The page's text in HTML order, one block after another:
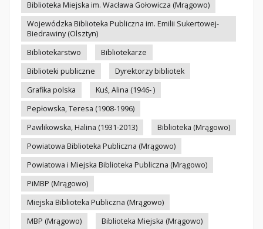
Biblioteka Miejska im. Wacława Gołowicza (Mrągowo)
Wojewódzka Biblioteka Publiczna im. Emilii Sukertowej-
Biedrawiny (Olsztyn)
Bibliotekarstwo
Bibliotekarze
Biblioteki publiczne
Dyrektorzy bibliotek
Grafika polska
Kuś, Alina (1946- )
Pepłowska, Teresa (1908-1996)
Pawlikowska, Halina (1931-2013)
Biblioteka (Mrągowo)
Powiatowa Biblioteka Publiczna (Mrągowo)
Powiatowa i Miejska Biblioteka Publiczna (Mrągowo)
PiMBP (Mrągowo)
Miejska Biblioteka Publiczna (Mrągowo)
MBP (Mrągowo)
Biblioteka Miejska (Mrągowo)